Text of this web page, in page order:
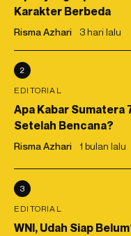
Karakter Berbeda
Risma Azhari 3 hari lalu
2
EDITORIAL
Apa Kabar Sumatera
Setelah Bencana?
Risma Azhari 1 bulan lalu
3
EDITORIAL
WNI, Udah Siap